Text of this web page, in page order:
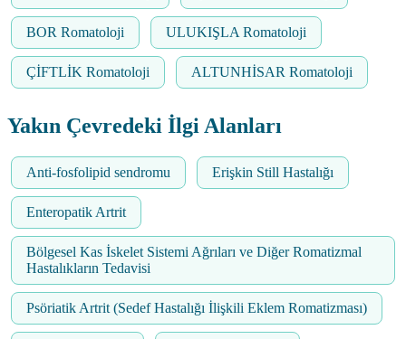
BOR Romatoloji ULUKIŞLA Romatoloji
ÇİFTLİK Romatoloji ALTUNHİSAR Romatoloji
Yakın Çevredeki İlgi Alanları
Anti-fosfolipid sendromu Erişkin Still Hastalığı
Enteropatik Artrit
Bölgesel Kas İskelet Sistemi Ağrıları ve Diğer Romatizmal
Hastalıkların Tedavisi
Psöriatik Artrit (Sedef Hastalığı İlişkili Eklem Romatizması)